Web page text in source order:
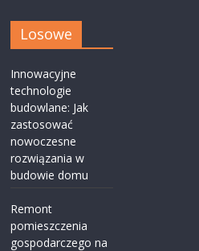
Losowe
Innowacyjne
technologie
budowlane: Jak
zastosować
nowoczesne
rozwiązania w
budowie domu
Remont
pomieszczenia
gospodarczego na